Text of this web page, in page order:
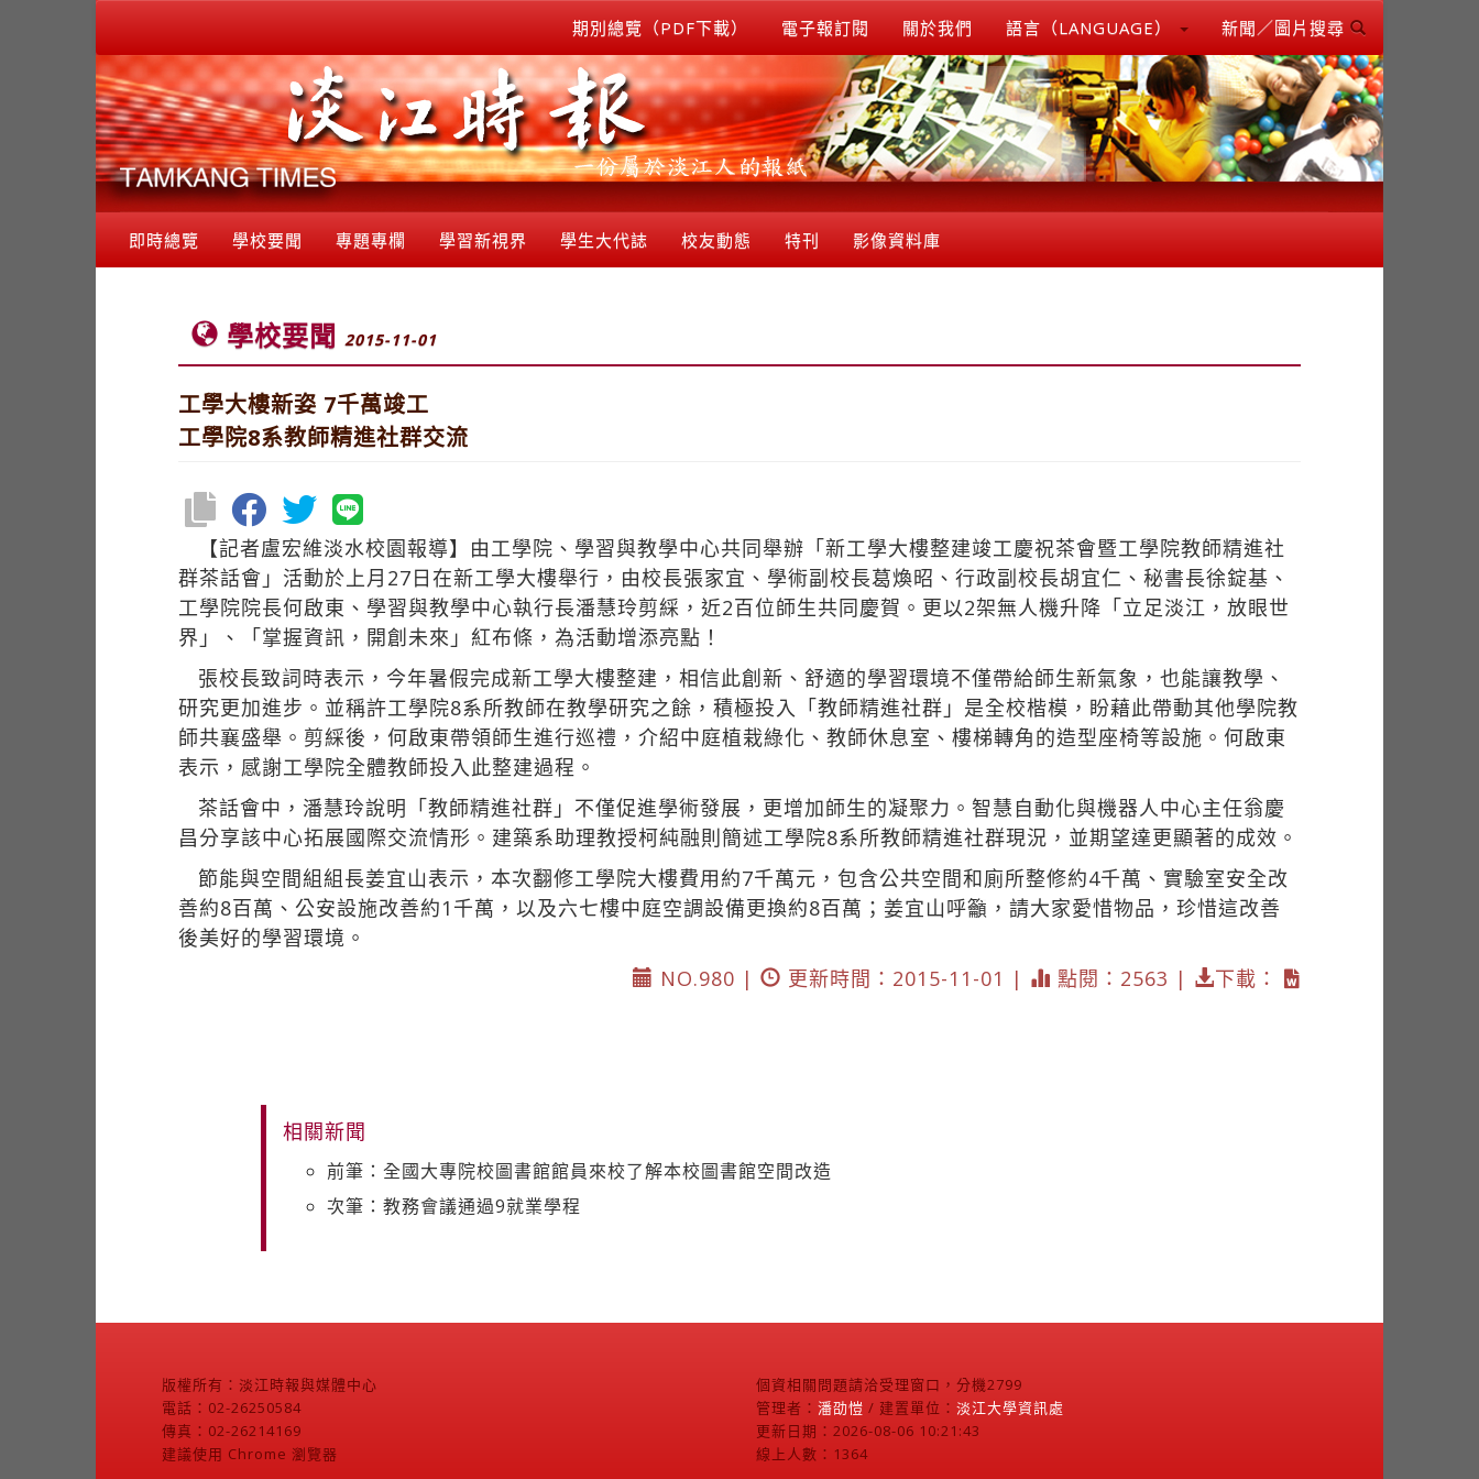
期別總覽（PDF下載） 電子報訂閱 關於我們 語言（LANGUAGE） 新聞／圖片搜尋
即時總覽 學校要聞 專題專欄 學習新視界 學生大代誌 校友動態 特刊 影像資料庫
學校要聞 2015-11-01
工學大樓新姿 7千萬竣工
工學院8系教師精進社群交流
【記者盧宏維淡水校園報導】由工學院、學習與教學中心共同舉辦「新工學大樓整建竣工慶祝茶會暨工學院教師精進社
群茶話會」活動於上月27日在新工學大樓舉行，由校長張家宜、學術副校長葛煥昭、行政副校長胡宜仁、秘書長徐錠基、
工學院院長何啟東、學習與教學中心執行長潘慧玲剪綵，近2百位師生共同慶賀。更以2架無人機升降「立足淡江，放眼世
界」、「掌握資訊，開創未來」紅布條，為活動增添亮點！
張校長致詞時表示，今年暑假完成新工學大樓整建，相信此創新、舒適的學習環境不僅帶給師生新氣象，也能讓教學、
研究更加進步。並稱許工學院8系所教師在教學研究之餘，積極投入「教師精進社群」是全校楷模，盼藉此帶動其他學院教
師共襄盛舉。剪綵後，何啟東帶領師生進行巡禮，介紹中庭植栽綠化、教師休息室、樓梯轉角的造型座椅等設施。何啟東
表示，感謝工學院全體教師投入此整建過程。
茶話會中，潘慧玲說明「教師精進社群」不僅促進學術發展，更增加師生的凝聚力。智慧自動化與機器人中心主任翁慶
昌分享該中心拓展國際交流情形。建築系助理教授柯純融則簡述工學院8系所教師精進社群現況，並期望達更顯著的成效。
節能與空間組組長姜宜山表示，本次翻修工學院大樓費用約7千萬元，包含公共空間和廁所整修約4千萬、實驗室安全改
善約8百萬、公安設施改善約1千萬，以及六七樓中庭空調設備更換約8百萬；姜宜山呼籲，請大家愛惜物品，珍惜這改善
後美好的學習環境。
NO.980 |
更新時間：2015-11-01 | 點閱：2563 | 下載：
相關新聞
前筆：全國大專院校圖書館館員來校了解本校圖書館空間改造
次筆：教務會議通過9就業學程
版權所有：淡江時報與媒體中心
電話：02-26250584
傳真：02-26214169
建議使用 Chrome 瀏覽器
個資相關問題請洽受理窗口，分機2799
管理者： 潘劭愷 / 建置單位： 淡江大學資訊處
更新日期：2026-08-06 10:21:43
線上人數：1364